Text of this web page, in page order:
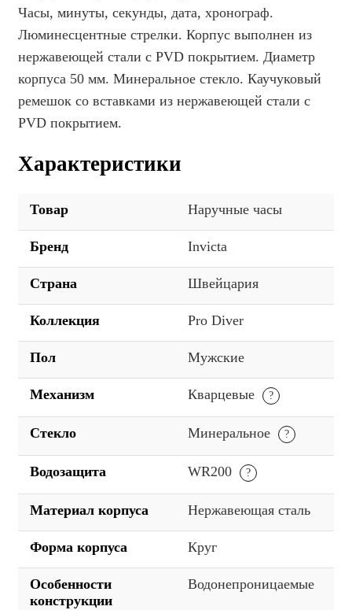
Часы, минуты, секунды, дата, хронограф.
Люминесцентные стрелки. Корпус выполнен из
нержавеющей стали с PVD покрытием. Диаметр
корпуса 50 мм. Минеральное стекло. Каучуковый
ремешок со вставками из нержавеющей стали с
PVD покрытием.
Характеристики
Товар Наручные часы
Бренд Invicta
Страна Швейцария
Коллекция Pro Diver
Пол Мужские
Механизм Кварцевые
Стекло Минеральное
Водозащита WR200
Материал корпуса Нержавеющая сталь
Форма корпуса Круг
Особенности
конструкции
Водонепроницаемые